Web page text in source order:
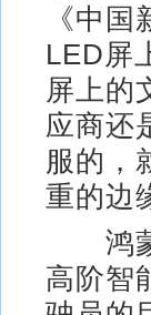
《中
LED屏
屏上的
应商还
服的，
重的边
鸿蒙
高阶智